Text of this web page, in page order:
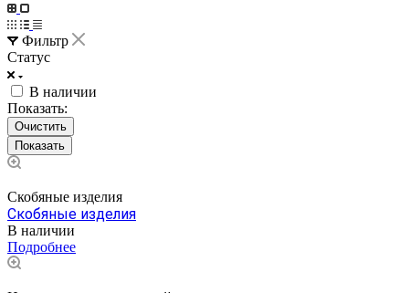
Фильтр
Статус
В наличии
Показать:
Очистить
Скобяные изделия
Скобяные изделия
В наличии
Подробнее